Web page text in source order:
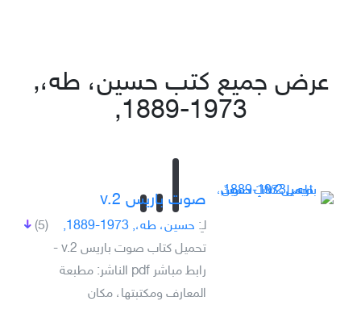
عرض جميع كتب حسين، طه،,
1973-1889,
صوت باريس v.2
(5) لـِ: حسين، طه،, 1973-1889,
تحميل كتاب صوت باريس v.2 -
رابط مباشر pdf الناشر: مطبعة
المعارف ومكتبتها، مكان